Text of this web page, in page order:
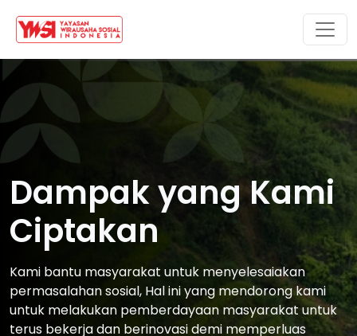
Dampak yang Kami
Ciptakan
Kami bantu masyarakat untuk menyelesaiakan
permasalahan sosial, Hal ini yang mendorong kami
untuk melakukan pemberdayaan masyarakat untuk
terus bekerja dan berinovasi demi memperluas